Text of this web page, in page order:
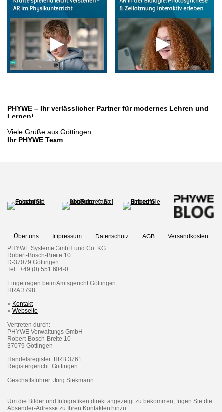
PHYWE – Ihr verlässlicher Partner für modernes Lehren und
Lernen!
Viele Grüße aus Göttingen
Ihr PHYWE Team
Über uns Impressum Datenschutz AGB
Versandkosten
PHYWE Systeme GmbH und Co. KG
Robert-Bosch-Breite 10
D-37079 Göttingen
Tel.: +49 (0) 551 604-0
Eingetragen beim Amtsgericht Göttingen:
HRA 3798
» Kontakt
» Webseite
Vertreten durch:
PHYWE Verwaltungs GmbH
Robert-Bosch-Breite 10
37079 Göttingen
Handelsregister: HRB 3761
Registergericht: Göttingen
Geschäftsführer: Jörg Siekmann
Um die Bilder und Infografiken direkt angezeigt zu bekommen, fügen Sie die
Absender-Adresse zu Ihren Kontakten hinzu.